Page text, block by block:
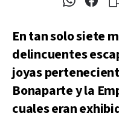
En tan solo siete
delincuentes
joyas
Bonaparte y la
cuales eran